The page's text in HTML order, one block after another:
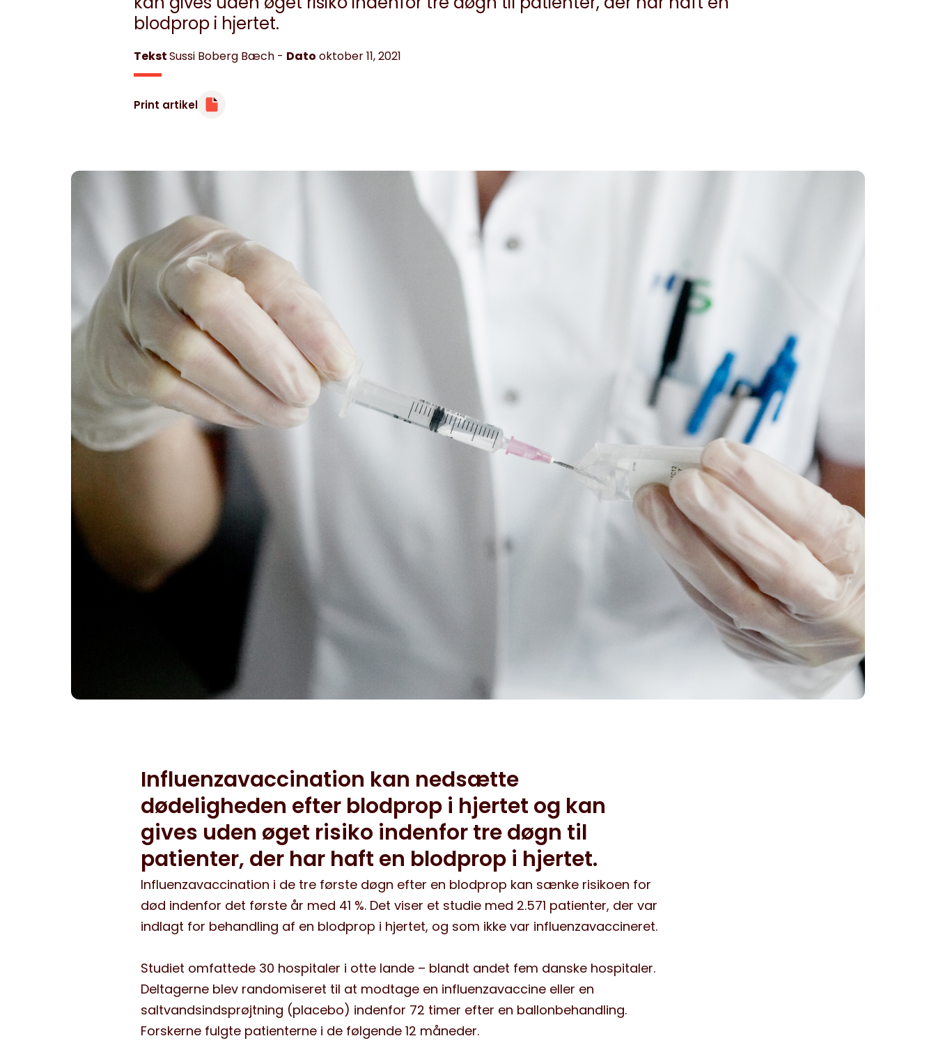
blodprop i hjertet.
TekstSussi Boberg Bæch - Dato oktober 11, 2021
Print artikel
Influenzavaccination kan nedsætte
dødeligheden efter blodprop i hjertet og kan
gives uden øget risiko indenfor tre døgn til
patienter, der har haft en blodprop i hjertet.
Influenzavaccination i de tre første døgn efter en blodprop kan sænke risikoen for
død indenfor det første år med 41 %. Det viser et studie med 2.571 patienter, der var
indlagt for behandling af en blodprop i hjertet, og som ikke var influenzavaccineret.
Studiet omfattede 30 hospitaler i otte lande – blandt andet fem danske hospitaler.
Deltagerne blev randomiseret til at modtage en influenzavaccine eller en
saltvandsindsprøjtning (placebo) indenfor 72 timer efter en ballonbehandling.
Forskerne fulgte patienterne i de følgende 12 måneder.